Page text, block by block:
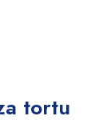
tortu